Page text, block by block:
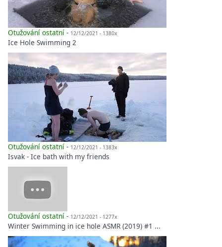
Otužování ostatní - 12/12/2021 - 1380x
Ice Hole Swimming 2
Otužování ostatní - 12/12/2021 - 1383x
Isvak - Ice bath with my friends
Otužování ostatní - 12/12/2021 - 1277x
Winter Swimming in ice hole ASMR (2019) #1 ...